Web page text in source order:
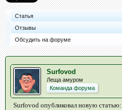
Статья
Отзывы
Обсудить на форуме
Surfovod
Леща амуром
Команда форума
Surfovod опубликовал новую статью: